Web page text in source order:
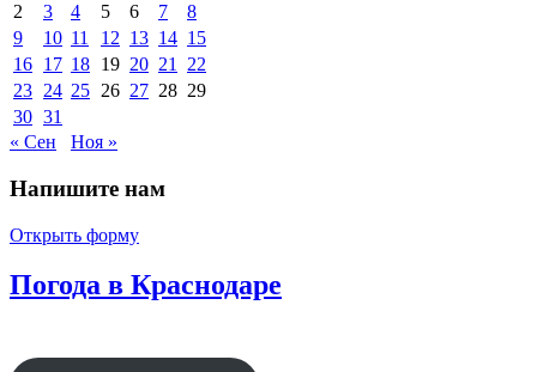
2
3 4 5 6 7
8
9
10 11 12 13 14 15
16 17 18 19 20 21
22
23 24 25 26 27 28 29
30 31
« Сен
Ноя »
Напишите нам
Открыть форму
Погода в Краснодаре